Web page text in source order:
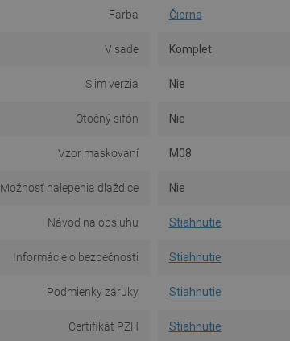
Farba Čierna
V sade Komplet
Slim verzia Nie
Otočný sifón Nie
Vzor maskovaní M08
Možnosť nalepenia dlaždice Nie
Návod na obsluhu Stiahnutie
Informácie o bezpečnosti Stiahnutie
Podmienky záruky Stiahnutie
Certifikát PZH Stiahnutie